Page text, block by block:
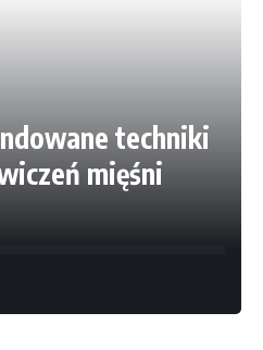
techniki
mięśni